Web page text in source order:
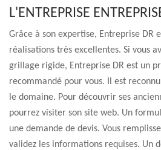
L'ENTREPRISE
Grâce à son expertise, Entreprise DR
réalisations très excellentes. Si vous
grillage rigide, Entreprise DR est un
recommandé pour vous. Il est
le domaine. Pour découvrir ses
pourrez visiter son site web. Un
une demande de devis. Vous
validez les informations requises. Un